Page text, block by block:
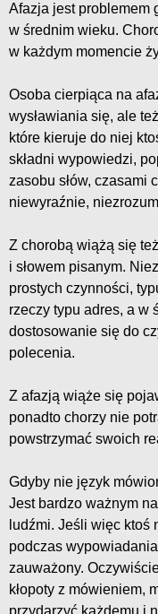
Afazja jest problemem
w średnim wieku.
w każdym momencie
Osoba cierpiąca na
wysławiania się, ale
które kieruje do niej
składni wypowiedzi,
zasobu słów, czasami
niewyraźnie,
Z chorobą wiążą się
i słowem pisanym.
prostych czynności,
rzeczy typu adres, a w
dostosowanie się do
polecenia.
Z afazją wiąże się
ponadto chorzy nie
powstrzymać swoich
Gdyby nie język
Jest bardzo ważnym
ludźmi. Jeśli więc ktoś
podczas
zauważony.
kłopoty z mówieniem,
przydarzyć każdemu i